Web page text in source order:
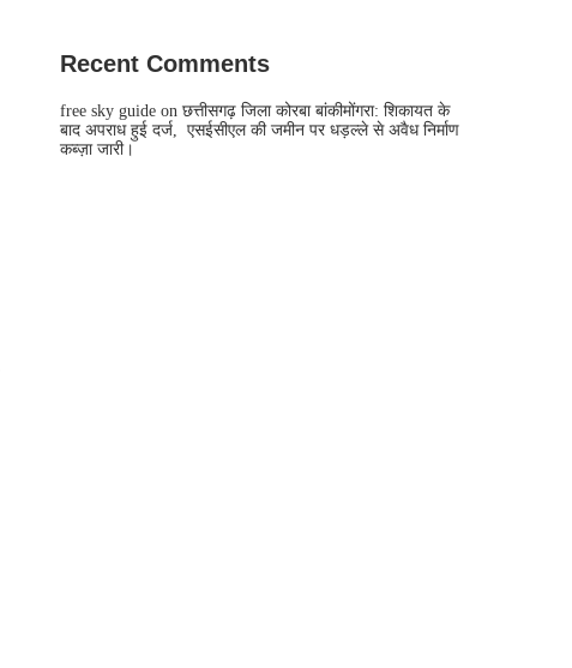
Recent Comments
free sky guide on छत्तीसगढ़ जिला कोरबा बांकीमोंगरा: शिकायत के
बाद अपराध हुई दर्ज, एसईसीएल की जमीन पर धड़ल्ले से अवैध निर्माण
कब्ज़ा जारी।